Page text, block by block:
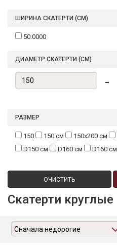
ШИРИНА СКАТЕРТИ (СМ)
50.0000
ДИАМЕТР СКАТЕРТИ (СМ)
-
РАЗМЕР
150 150 см 150х200 см
D150 см
D160 см D160 см
ОЧИСТИТЬ
Скатерти круглые
Сначала недорогие